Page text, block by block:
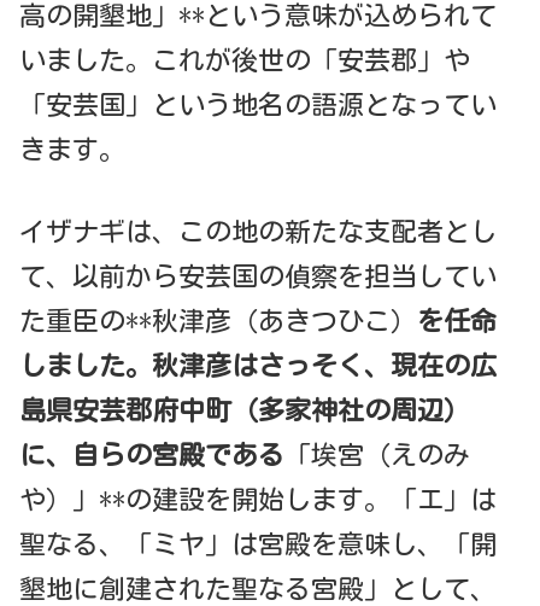
高の開墾地」**という意味が込められて
いました。これが後世の「安芸郡」や
「安芸国」という地名の語源となってい
きます。
イザナギは、この地の新たな支配者とし
て、以前から安芸国の偵察を担当してい
た重臣の**秋津彦（あきつひこ） を任命
しました。 秋津彦はさっそく、現在の広
島県安芸郡府中町（多家神社の周辺）
に、自らの宮殿である 「埃宮（えのみ
や）」**の建設を開始します。「エ」は
聖なる、「ミヤ」は宮殿を意味し、「開
墾地に創建された聖なる宮殿」として、